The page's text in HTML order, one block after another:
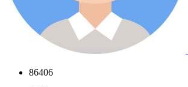
86406